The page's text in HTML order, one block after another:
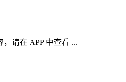
请在 APP 中查看 ...